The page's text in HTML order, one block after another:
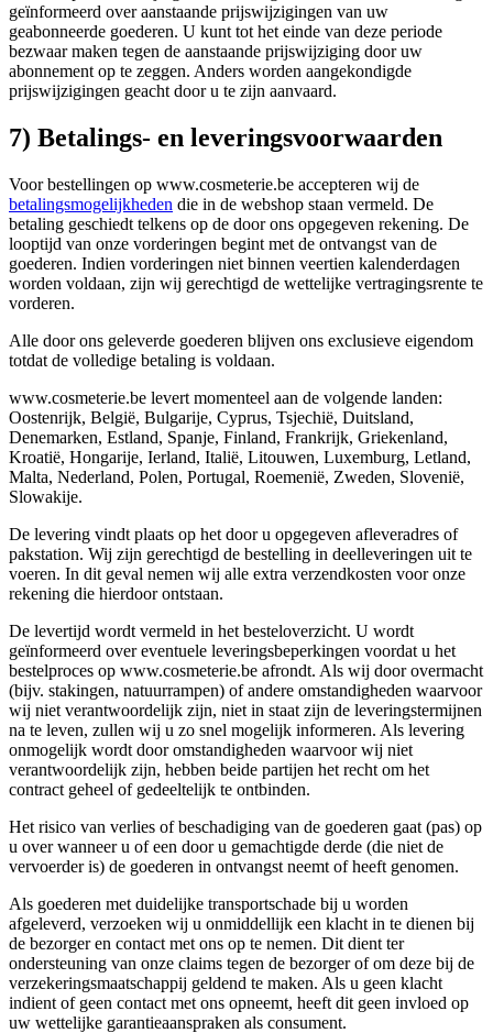
geïnformeerd over aanstaande prijswijzigingen van uw
geabonneerde goederen. U kunt tot het einde van deze periode
bezwaar maken tegen de aanstaande prijswijziging door uw
abonnement op te zeggen. Anders worden aangekondigde
prijswijzigingen geacht door u te zijn aanvaard.
7) Betalings- en leveringsvoorwaarden
Voor bestellingen op www.cosmeterie.be accepteren wij de
betalingsmogelijkheden die in de webshop staan vermeld. De
betaling geschiedt telkens op de door ons opgegeven rekening. De
looptijd van onze vorderingen begint met de ontvangst van de
goederen. Indien vorderingen niet binnen veertien kalenderdagen
worden voldaan, zijn wij gerechtigd de wettelijke vertragingsrente te
vorderen.
Alle door ons geleverde goederen blijven ons exclusieve eigendom
totdat de volledige betaling is voldaan.
www.cosmeterie.be levert momenteel aan de volgende landen:
Oostenrijk, België, Bulgarije, Cyprus, Tsjechië, Duitsland,
Denemarken, Estland, Spanje, Finland, Frankrijk, Griekenland,
Kroatië, Hongarije, Ierland, Italië, Litouwen, Luxemburg, Letland,
Malta, Nederland, Polen, Portugal, Roemenië, Zweden, Slovenië,
Slowakije.
De levering vindt plaats op het door u opgegeven afleveradres of
pakstation. Wij zijn gerechtigd de bestelling in deelleveringen uit te
voeren. In dit geval nemen wij alle extra verzendkosten voor onze
rekening die hierdoor ontstaan.
De levertijd wordt vermeld in het besteloverzicht. U wordt
geïnformeerd over eventuele leveringsbeperkingen voordat u het
bestelproces op www.cosmeterie.be afrondt. Als wij door overmacht
(bijv. stakingen, natuurrampen) of andere omstandigheden waarvoor
wij niet verantwoordelijk zijn, niet in staat zijn de leveringstermijnen
na te leven, zullen wij u zo snel mogelijk informeren. Als levering
onmogelijk wordt door omstandigheden waarvoor wij niet
verantwoordelijk zijn, hebben beide partijen het recht om het
contract geheel of gedeeltelijk te ontbinden.
Het risico van verlies of beschadiging van de goederen gaat (pas) op
u over wanneer u of een door u gemachtigde derde (die niet de
vervoerder is) de goederen in ontvangst neemt of heeft genomen.
Als goederen met duidelijke transportschade bij u worden
afgeleverd, verzoeken wij u onmiddellijk een klacht in te dienen bij
de bezorger en contact met ons op te nemen. Dit dient ter
ondersteuning van onze claims tegen de bezorger of om deze bij de
verzekeringsmaatschappij geldend te maken. Als u geen klacht
indient of geen contact met ons opneemt, heeft dit geen invloed op
uw wettelijke garantieaanspraken als consument.